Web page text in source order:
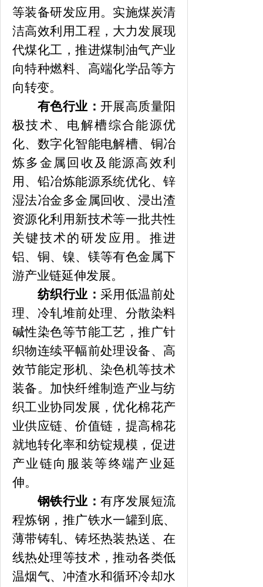
等装备研发应用。实施煤炭清
洁高效利用工程，大力发展现
代煤化工，推进煤制油气产业
向特种燃料、高端化学品等方
向转变。
有色行业： 开展高质量阳
极技术、电解槽综合能源优
化、数字化智能电解槽、铜冶
炼多金属回收及能源高效利
用、铅冶炼能源系统优化、锌
湿法冶金多金属回收、浸出渣
资源化利用新技术等一批共性
关键技术的研发应用。推进
铝、铜、镍、镁等有色金属下
游产业链延伸发展。
纺织行业： 采用低温前处
理、冷轧堆前处理、分散染料
碱性染色等节能工艺，推广针
织物连续平幅前处理设备、高
效节能定形机、染色机等技术
装备。加快纤维制造产业与纺
织工业协同发展，优化棉花产
业供应链、价值链，提高棉花
就地转化率和纺锭规模，促进
产业链向服装等终端产业延
伸。
钢铁行业： 有序发展短流
程炼钢，推广铁水一罐到底、
薄带铸轧、铸坯热装热送、在
线热处理等技术，推动各类低
温烟气、冲渣水和循环冷却水